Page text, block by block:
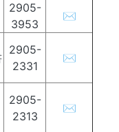
2905-
3953
✉
2905-
2331
✉
2905-
2313
✉